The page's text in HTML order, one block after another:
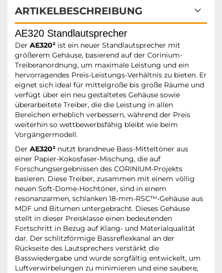
ARTIKELBESCHREIBUNG
AE320 Standlautsprecher
Der AE320² ist ein neuer Standlautsprecher mit
größerem Gehäuse, basierend auf der Corinium-
Treiberanordnung, um maximale Leistung und ein
hervorragendes Preis-Leistungs-Verhältnis zu bieten. Er
eignet sich ideal für mittelgroße bis große Räume und
verfügt über ein neu gestaltetes Gehäuse sowie
überarbeitete Treiber, die die Leistung in allen
Bereichen erheblich verbessern, während der Preis
weiterhin so wettbewerbsfähig bleibt wie beim
Vorgängermodell.
Der AE320² nutzt brandneue Bass-Mitteltöner aus
einer Papier-Kokosfaser-Mischung, die auf
Forschungsergebnissen des CORINIUM-Projekts
basieren. Diese Treiber, zusammen mit einem völlig
neuen Soft-Dome-Hochtöner, sind in einem
resonanzarmen, schlanken 18-mm-RSC™-Gehäuse aus
MDF und Bitumen untergebracht. Dieses Gehäuse
stellt in dieser Preisklasse einen bedeutenden
Fortschritt in Bezug auf Klang- und Materialqualität
dar. Der schlitzförmige Bassreflexkanal an der
Rückseite des Lautsprechers verstärkt die
Basswiedergabe und wurde sorgfältig entwickelt, um
Luftverwirbelungen zu minimieren und eine saubere,